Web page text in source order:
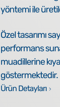
yöntemi ile
Özel tasarımı
performans
muadillerine
göstermektedir.
Ürün Detayları